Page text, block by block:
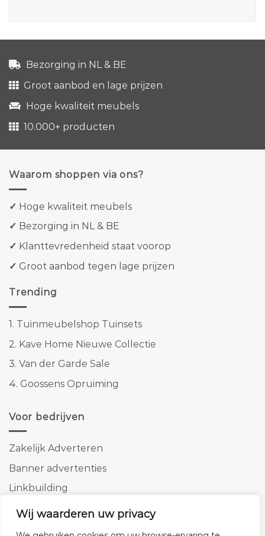
Wij waarderen uw privacy
Bezorging in NL & BE
Groot aanbod en lage prijzen
Hoge kwaliteit meubels
10.000+ producten
Waarom shoppen via ons?
✓ Hoge kwaliteit meubels
✓ Bezorging in NL & BE
✓ Klanttevredenheid staat voorop
✓ Groot aanbod tegen lage prijzen
Trending
1. Tuinmeubelshop Tuinsets
2. Kave Home Nieuwe Collectie
3. Van der Garde Sale
4. Goossens Opruiming
Voor bedrijven
Zakelijk Adverteren
Banner advertenties
Linkbuilding
SEO copywriting